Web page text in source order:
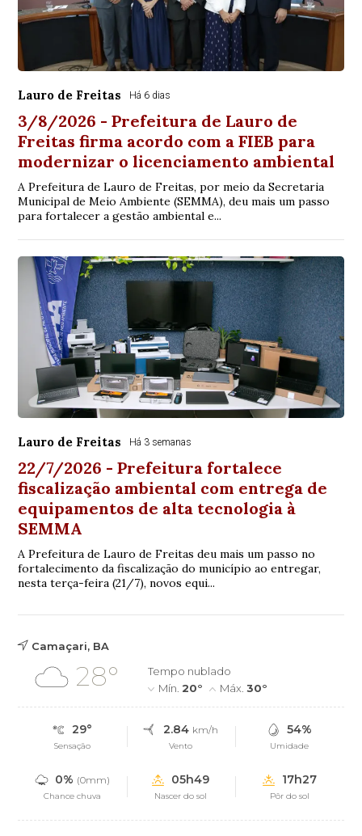
Lauro de Freitas Há 6 dias
3/8/2026 - Prefeitura de Lauro de
Freitas firma acordo com a FIEB para
modernizar o licenciamento ambiental
A Prefeitura de Lauro de Freitas, por meio da Secretaria
Municipal de Meio Ambiente (SEMMA), deu mais um passo
para fortalecer a gestão ambiental e...
Lauro de Freitas Há 3 semanas
22/7/2026 - Prefeitura fortalece
fiscalização ambiental com entrega de
equipamentos de alta tecnologia à
SEMMA
A Prefeitura de Lauro de Freitas deu mais um passo no
fortalecimento da fiscalização do município ao entregar,
nesta terça-feira (21/7), novos equi...
Camaçari, BA
28°
Tempo nublado
Mín.20° Máx.30°
29°
Sensação
2.84 km/h
Vento
54%
Umidade
0% (0mm)
Chance chuva
05h49
Nascer do sol
17h27
Pôr do sol